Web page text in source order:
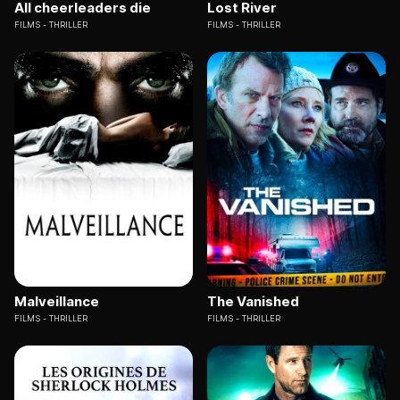
All cheerleaders die
FILMS THRILLER
Lost River
FILMS THRILLER
Malveillance
FILMS THRILLER
The Vanished
FILMS THRILLER